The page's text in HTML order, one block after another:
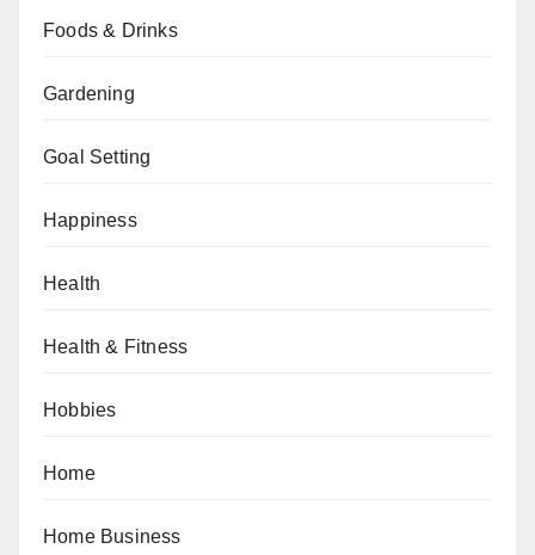
Foods & Drinks
Gardening
Goal Setting
Happiness
Health
Health & Fitness
Hobbies
Home
Home Business